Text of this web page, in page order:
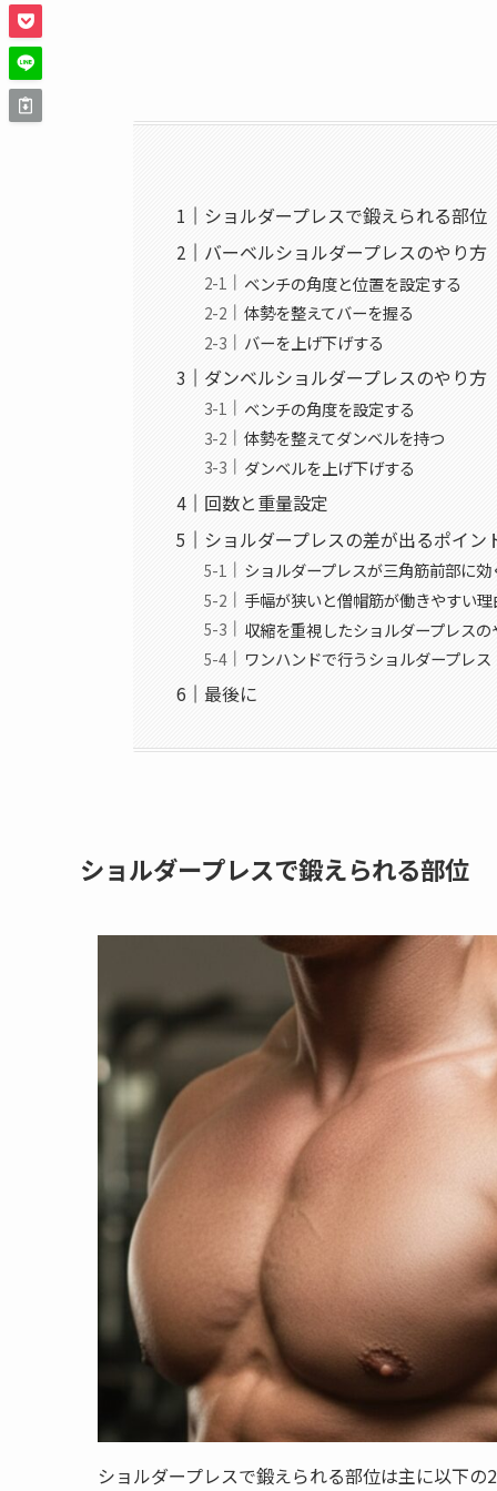
ショルダープレスで鍛えられる部位
バーベルショルダープレスのやり方
ベンチの角度と位置を設定する
体勢を整えてバーを握る
バーを上げ下げする
ダンベルショルダープレスのやり方
ベンチの角度を設定する
体勢を整えてダンベルを持つ
ダンベルを上げ下げする
回数と重量設定
ショルダープレスの差が出るポイン
ショルダープレスが三角筋前部に効
手幅が狭いと僧帽筋が働きやすい
収縮を重視したショルダープレスの
ワンハンドで行うショルダープレス
最後に
ショルダープレスで鍛えられる部位
ショルダープレスで鍛えられる部位は主に以下の